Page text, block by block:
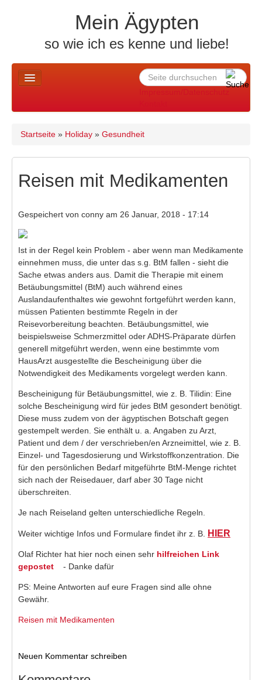
Mein Ägypten
so wie ich es kenne und liebe!
Suchformular
Suche
Impressum/Datenschutz
Altes Ägypten
Reiseberichte
Fotos
TV-Tipps
Feiertage 2026
Ich ..
Of-Topic
Sie sind hier
Startseite » Holiday » Gesundheit
Reisen mit Medikamenten
Gespeichert von conny am 26 Januar, 2018 - 17:14
Ist in der Regel kein Problem - aber wenn man Medikamente
einnehmen muss, die unter das s.g. BtM fallen - sieht die
Sache etwas anders aus. Damit die Therapie mit einem
Betäubungsmittel (BtM) auch während eines
Auslandaufenthaltes wie gewohnt fortgeführt werden kann,
müssen Patienten bestimmte Regeln in der
Reisevorbereitung beachten. Betäubungsmittel, wie
beispielsweise Schmerzmittel oder ADHS-Präparate dürfen
generell mitgeführt werden, wenn eine bestimmte vom
HausArzt ausgestellte die Bescheinigung über die
Notwendigkeit des Medikaments vorgelegt werden kann.
Bescheinigung für Betäubungsmittel, wie z. B. Tilidin: Eine
solche Bescheinigung wird für jedes BtM gesondert benötigt.
Diese muss zudem von der ägyptischen Botschaft gegen
gestempelt werden . Sie enthält u. a. Angaben zu Arzt,
Patient und dem / der verschrieben/en Arzneimittel, wie z. B.
Einzel- und Tagesdosierung und Wirkstoffkonzentration. Die
für den persönlichen Bedarf mitgeführte BtM-Menge richtet
sich nach der Reisedauer, darf aber 30 Tage nicht
überschreiten.
Je nach Reiseland gelten unterschiedliche Regeln.
Weiter wichtige Infos und Formulare findet ihr z. B. HIER
Olaf Richter hat hier noch einen sehr hilfreichen Link
gepostet (link is external)
- Danke dafür
PS: Meine Antworten auf eure Fragen sind alle ohne
Gewähr.
Reisen mit Medikamenten
Neuen Kommentar schreiben